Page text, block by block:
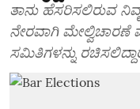
ತಾನು ಹೆಸರಿಸಲಿರುವ
ನೇರವಾಗಿ ಮೇಲ್ವಿಚಾರಣೆ
ಸಮಿತಿಗಳನ್ನು